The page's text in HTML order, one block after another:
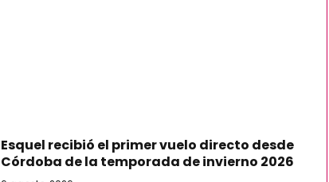
Esquel recibió el primer vuelo directo desde
Córdoba de la temporada de invierno 2026